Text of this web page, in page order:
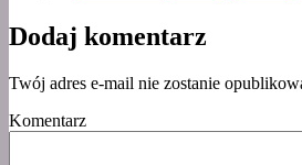
Dodaj komentarz
Twój adres e-mail nie zostanie
Komentarz